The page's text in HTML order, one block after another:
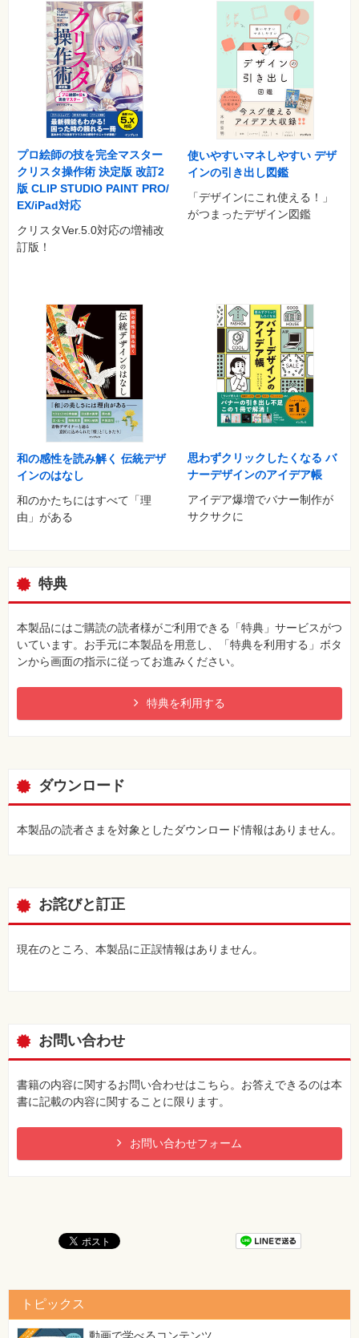
プロ絵師の技を完全マスター
クリスタ操作術 決定版 改訂2
版 CLIP STUDIO PAINT PRO/
EX/iPad対応
クリスタVer.5.0対応の増補改
訂版！
使いやすいマネしやすい デザ
インの引き出し図鑑
「デザインにこれ使える！」
がつまったデザイン図鑑
和の感性を読み解く 伝統デザ
インのはなし
和のかたちにはすべて「理
由」がある
思わずクリックしたくなる バ
ナーデザインのアイデア帳
アイデア爆増でバナー制作が
サクサクに
特典
本製品にはご購読の読者様がご利用できる「特典」サービスがつ
いています。お手元に本製品を用意し、「特典を利用する」ボタ
ンから画面の指示に従ってお進みください。
特典を利用する
ダウンロード
本製品の読者さまを対象としたダウンロード情報はありません。
お詫びと訂正
現在のところ、本製品に正誤情報はありません。
お問い合わせ
書籍の内容に関するお問い合わせはこちら。お答えできるのは本
書に記載の内容に関することに限ります。
お問い合わせフォーム
トピックス